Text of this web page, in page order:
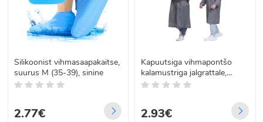
Silikoonist vihmasaapakaitse,
suurus M (35-39), sinine
2.77€
Kapuutsiga vihmapontšo
kalamustriga jalgrattale,
valge-läbipaistev,
2.93€